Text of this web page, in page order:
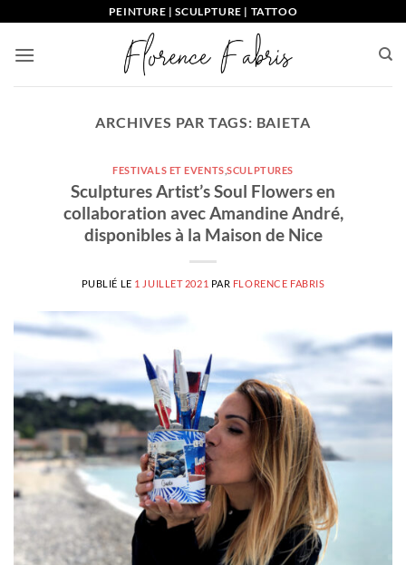
contenu
PEINTURE | SCULPTURE | TATTOO
ARCHIVES PAR TAGS: BAIETA
FESTIVALS ET EVENTS ,SCULPTURES
Sculptures Artist’s Soul Flowers en
collaboration avec Amandine André,
disponibles à la Maison de Nice
PUBLIÉ LE 1 JUILLET 2021 PAR FLORENCE FABRIS